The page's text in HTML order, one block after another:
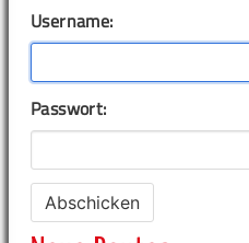
Username:
Passwort: